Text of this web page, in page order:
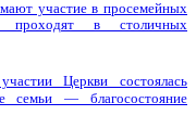
участие в просемейных
проходят в столичных
Церкви состоялась
семьи — благосостояние